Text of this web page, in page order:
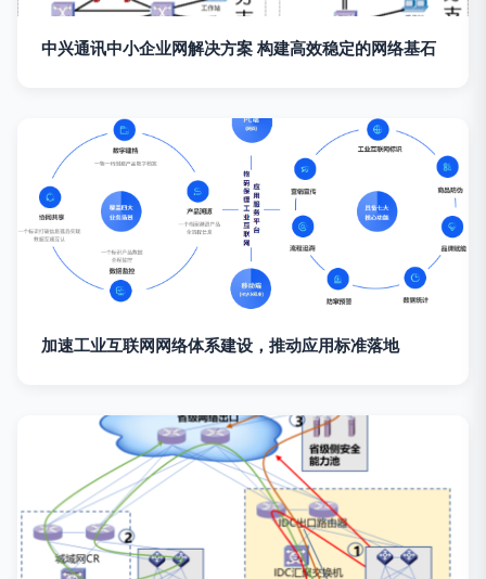
中兴通讯中小企业网解决方案 构建高效稳定的网络基石
加速工业互联网网络体系建设，推动应用标准落地